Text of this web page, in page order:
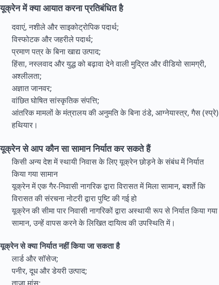
यूक्रेन में क्या आयात करना प्रतिबंधित है
दवाएं, नशीले और साइकोट्रोपिक पदार्थ;
विस्फोटक और जहरीले पदार्थ;
प्रमाण पत्र के बिना खाद्य उत्पाद;
हिंसा, नस्लवाद और युद्ध को बढ़ावा देने वाली मुद्रित और वीडियो सामग्री,
अश्लीलता;
अज्ञात जानवर;
वांछित घोषित सांस्कृतिक संपत्ति;
आंतरिक मामलों के मंत्रालय की अनुमति के बिना ठंडे, आग्नेयास्त्र, गैस (स्प्रे)
हथियार।
यूक्रेन से आप कौन सा सामान निर्यात कर सकते हैं
किसी अन्य देश में स्थायी निवास के लिए यूक्रेन छोड़ने के संबंध में निर्यात
किया गया सामान
यूक्रेन में एक गैर-निवासी नागरिक द्वारा विरासत में मिला सामान, बशर्ते कि
विरासत की संरचना नोटरी द्वारा पुष्टि की गई हो
यूक्रेन की सीमा पार निवासी नागरिकों द्वारा अस्थायी रूप से निर्यात किया गया
सामान, उन्हें वापस करने के लिखित दायित्व की उपस्थिति में।
यूक्रेन से क्या निर्यात नहीं किया जा सकता है
लार्ड और सॉसेज;
पनीर, दूध और डेयरी उत्पाद;